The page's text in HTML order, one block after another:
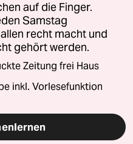
auf die Finger.
Samstag
recht macht und
gehört werden.
Zeitung frei Haus
inkl. Vorlesefunktion